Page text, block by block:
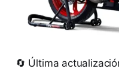
🔄 Última